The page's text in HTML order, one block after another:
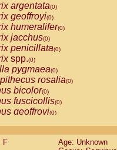
argentata(0)
geoffroyi(0)
humeralifer(0)
jacchus(0)
penicillata(0)
spp.(0)
pygmaea(0)
rosalia(0)
bicolor(0)
fuscicollis(0)
geoffroyi(0)
labiatus(0)
leucopus (0)
F
Age: Unknown